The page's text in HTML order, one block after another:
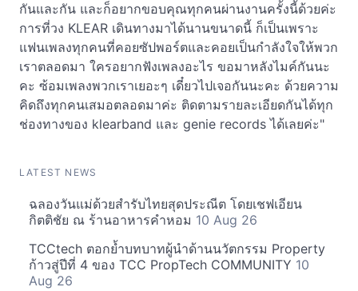
กันและกัน และก็อยากขอบคุณทุกคนผ่านงานครั้งนี้ด้วยค่ะ
การที่วง KLEAR เดินทางมาได้นานขนาดนี้ ก็เป็นเพราะ
แฟนเพลงทุกคนที่คอยซัปพอร์ตและคอยเป็นกำลังใจให้พวก
เราตลอดมา ใครอยากฟังเพลงอะไร ขอมาหลังไมค์กันนะ
คะ ซ้อมเพลงพวกเราเยอะๆ เดี๋ยวไปเจอกันนะคะ ด้วยความ
คิดถึงทุกคนเสมอตลอดมาค่ะ ติดตามรายละเอียดกันได้ทุก
ช่องทางของ klearband และ genie records ได้เลยค่ะ"
LATEST NEWS
ฉลองวันแม่ด้วยสำรับไทยสุดประณีต โดยเชฟเอียน
กิตติชัย ณ ร้านอาหารคำหอม 10 Aug 26
TCCtech ตอกย้ำบทบาทผู้นำด้านนวัตกรรม Property
ก้าวสู่ปีที่ 4 ของ TCC PropTech COMMUNITY 10
Aug 26